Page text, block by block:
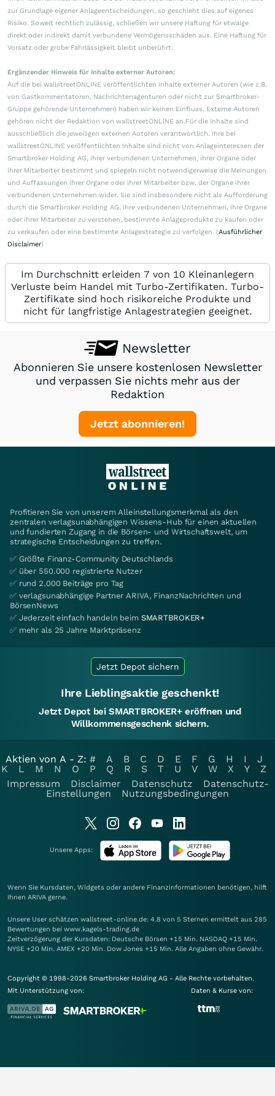
zur Grundlage eigener Anlageentscheidungen, so geschieht dies auf eigenes
Risiko. Soweit rechtlich zulässig, schließen wir unsere Haftung für etwaige
direkt oder indirekt damit verbundene Vermögensschäden aus. Eine Haftung für
Vorsatz oder grobe Fahrlässigkeit bleibt unberührt.
Ergänzender Hinweis für Inhalte externer Autoren:
Auf die bei wallstreetONLINE veröffentlichten Inhalte externer Autoren (wie z.B.
von Gastkommentatoren, Nachrichtenagenturen oder nicht zur Smartbroker-
Gruppe gehörende Unternehmen) haben wir keinen Einfluss. Externe Autoren
gehören nicht der Redaktion von wallstreetONLINE an.Für die Inhalte sind
ausschließlich die jeweiligen externen Autoren verantwortlich. Ihre bei
wallstreetONLINE veröffentlichten Inhalte sind nicht von Anlageinteressen der
Smartbroker Holding AG, ihrer verbundenen Unternehmen, ihrer Organe oder
ihrer Mitarbeiter bestimmt und spiegeln nicht notwendigerweise die Meinungen
und Auffassungen ihrer Organe oder ihrer Mitarbeiter bzw. der Organe ihrer
verbundenen Unternehmen wider. Sie sind insbesondere nicht als Aufforderung
durch die Smartbroker Holding AG, ihre verbundenen Unternehmen, ihre Organe
oder ihrer Mitarbeiter zu verstehen, bestimmte Anlageprodukte zu kaufen oder
zu verkaufen oder eine bestimmte Anlagestrategie zu verfolgen. (Ausführlicher
Disclaimer)
Im Durchschnitt erleiden 7 von 10 Kleinanlegern
Verluste beim Handel mit Turbo-Zertifikaten. Turbo-
Zertifikate sind hoch risikoreiche Produkte und
nicht für langfristige Anlagestrategien geeignet.
Newsletter
Abonnieren Sie unsere kostenlosen Newsletter
und verpassen Sie nichts mehr aus der
Redaktion
Jetzt abonnieren!
Profitieren Sie von unserem Alleinstellungsmerkmal als den
zentralen verlagsunabhängigen Wissens-Hub für einen aktuellen
und fundierten Zugang in die Börsen- und Wirtschaftswelt, um
strategische Entscheidungen zu treffen.
✅ Größte Finanz-Community Deutschlands
✅ über 550.000 registrierte Nutzer
✅ rund 2.000 Beiträge pro Tag
✅ verlagsunabhängige Partner ARIVA, FinanzNachrichten und
BörsenNews
✅ Jederzeit einfach handeln beim SMARTBROKER+
✅ mehr als 25 Jahre Marktpräsenz
Jetzt Depot sichern
Ihre Lieblingsaktie geschenkt!
Jetzt Depot bei SMARTBROKER+ eröffnen und
Willkommensgeschenk sichern.
Aktien von A - Z: # A B C D E F G H I
J
K
L M N O P Q R S T U V W X Y
Z
Impressum
Disclaimer Datenschutz
Datenschutz-
Einstellungen
Nutzungsbedingungen
Unsere Apps:
Wenn Sie Kursdaten, Widgets oder andere Finanzinformationen benötigen, hilft
Ihnen ARIVA gerne.
Unsere User schätzen wallstreet-online.de: 4.8 von 5 Sternen ermittelt aus 285
Bewertungen bei www.kagels-trading.de
Zeitverzögerung der Kursdaten: Deutsche Börsen +15 Min. NASDAQ +15 Min.
NYSE +20 Min. AMEX +20 Min. Dow Jones +15 Min. Alle Angaben ohne Gewähr.
Copyright © 1998-2026 Smartbroker Holding AG - Alle Rechte vorbehalten.
Mit Unterstützung von:
Daten & Kurse von: